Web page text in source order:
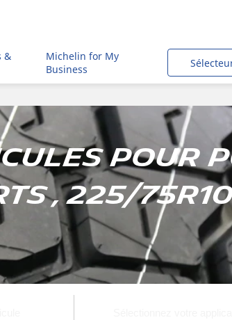
&
Michelin for My
Business
pour
, 225/